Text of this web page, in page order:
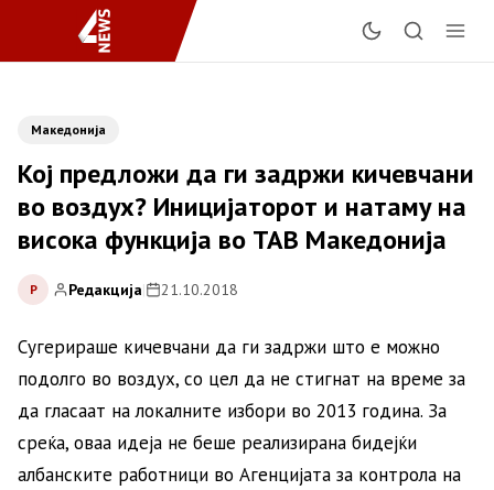
Македонија
Кој предложи да ги задржи кичевчани
во воздух? Иницијаторот и натаму на
висока функција во ТАВ Македонија
Р Редакција| 21.10.2018
Сугерираше кичевчани да ги задржи што е можно
подолго во воздух, со цел да не стигнат на време за
да гласаат на локалните избори во 2013 година. За
среќа, оваа идеја не беше реализирана бидејќи
албанските работници во Агенцијата за контрола на